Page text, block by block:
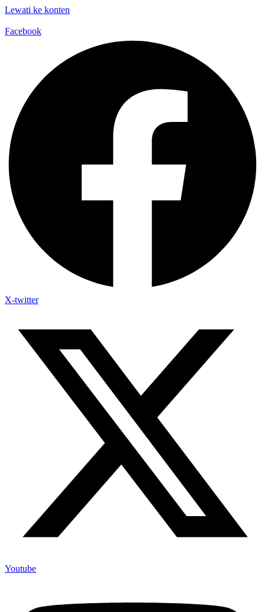
Lewati ke konten
Facebook
X-twitter
Youtube